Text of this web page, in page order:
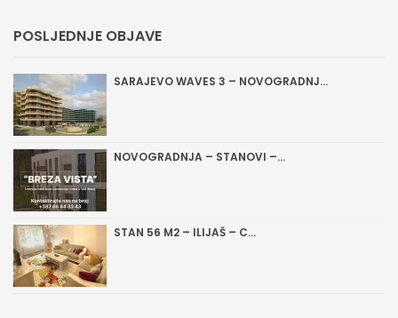
POSLJEDNJE OBJAVE
SARAJEVO WAVES 3 – NOVOGRADNJ...
NOVOGRADNJA – STANOVI –...
STAN 56 M2 – ILIJAŠ – C...